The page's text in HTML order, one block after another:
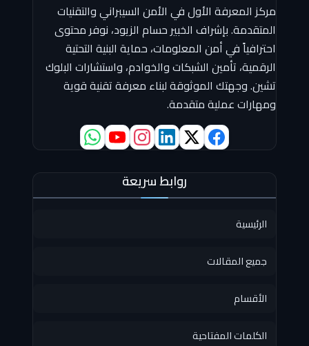
مركز المعرفة الأول في الأمن السيبراني والتقنيات
المتقدمة. بإشراف الخبير حسام الزيود، نوفر محتوى
احترافياً في أمن المعلومات، حماية البنية التحتية
الرقمية، تأمين الشبكات والخوادم، واستشارات البلوك
تشين. وجهتك الموثوقة لبناء معرفة تقنية قوية
ومهارات عملية متقدمة.
روابط سريعة
الرئيسية
جميع المقالات
الأقسام
الكلمات المفتاحية